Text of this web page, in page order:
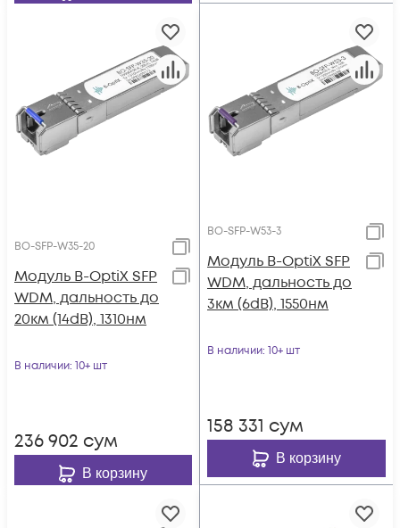
BO-SFP-W35-20
Модуль B-OptiX SFP
WDM, дальность до
20км (14dB), 1310нм
В наличии: 10+ шт
236 902 сум
В корзину
BO-SFP-W53-3
Модуль B-OptiX SFP
WDM, дальность до
3км (6dB), 1550нм
В наличии: 10+ шт
158 331 сум
В корзину